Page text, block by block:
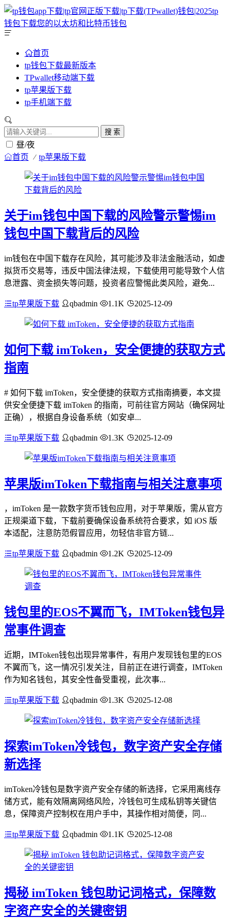
首页
tp钱包下载最新版本
TPwallet移动端下载
tp苹果版下载
tp手机端下载
搜 索
昼/夜
首页 tp苹果版下载
关于im钱包中国下载的风险警示警惕im
钱包中国下载背后的风险
im钱包在中国下载存在风险，其可能涉及非法金融活动，如虚
拟货币交易等，违反中国法律法规，下载使用可能导致个人信
息泄露、资金损失等问题，投资者应警惕此类风险，避免...
tp苹果版下载 qbadmin 1.1K 2025-12-09
如何下载 imToken，安全便捷的获取方式
指南
# 如何下载 imToken，安全便捷的获取方式指南摘要，本文提
供安全便捷下载 imToken 的指南，可前往官方网站（确保网址
正确），根据自身设备系统（如安卓...
tp苹果版下载 qbadmin 1.3K 2025-12-09
苹果版imToken下载指南与相关注意事项
，imToken 是一款数字货币钱包应用，对于苹果版，需从官方
正规渠道下载，下载前要确保设备系统符合要求，如 iOS 版
本适配，注意防范假冒应用，勿轻信非官方链...
tp苹果版下载 qbadmin 1.2K 2025-12-09
钱包里的EOS不翼而飞，IMToken钱包异
常事件调查
近期，IMToken钱包出现异常事件，有用户发现钱包里的EOS
不翼而飞，这一情况引发关注，目前正在进行调查，IMToken
作为知名钱包，其安全性备受重视，此次事...
tp苹果版下载 qbadmin 1.3K 2025-12-08
探索imToken冷钱包，数字资产安全存储
新选择
imToken冷钱包是数字资产安全存储的新选择，它采用离线存
储方式，能有效隔离网络风险，冷钱包可生成私钥等关键信
息，保障资产控制权在用户手中，其操作相对简便，同...
tp苹果版下载 qbadmin 1.1K 2025-12-08
揭秘 imToken 钱包助记词格式，保障数
字资产安全的关键密钥